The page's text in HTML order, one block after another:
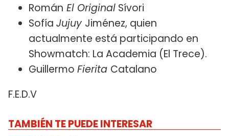
Román El Original Sívori
Sofía Jujuy Jiménez, quien
actualmente está participando en
Showmatch: La Academia (El Trece).
Guillermo Fierita Catalano
F.E.D.V
TAMBIÉN TE PUEDE INTERESAR